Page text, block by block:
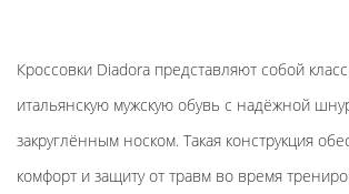
Кроссовки Diadora представляют собой
итальянскую мужскую обувь с надёжной
закруглённым носком. Такая конструкция
комфорт и защиту от травм во время